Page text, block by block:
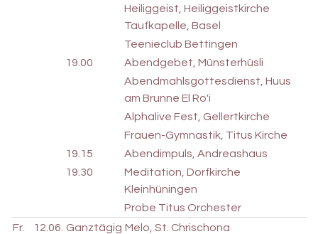
Heiliggeist, Heiliggeistkirche
Taufkapelle, Basel
Teenieclub Bettingen
19.00
Abendgebet, Münsterhüsli
Abendmahlsgottesdienst, Huus
am Brunne El Ro'i
Alphalive Fest, Gellertkirche
Frauen-Gymnastik, Titus Kirche
19.15
Abendimpuls, Andreashaus
19.30
Meditation, Dorfkirche
Kleinhüningen
Probe Titus Orchester
Fr.
12.06. Ganztägig Melo, St. Chrischona